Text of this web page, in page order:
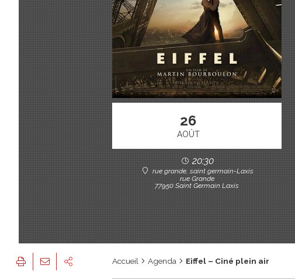
26
AOÛT
20:30
rue grande, saint germain-Laxis
rue Grande
77950 Saint Germain Laxis
Accueil Agenda Eiffel – Ciné plein air